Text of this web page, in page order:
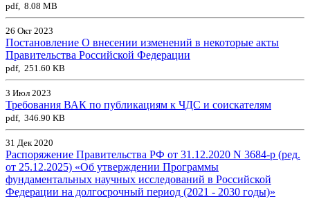
pdf, 8.08 MB
26 Окт 2023
Постановление О внесении изменений в некоторые акты
Правительства Российской Федерации
pdf, 251.60 KB
3 Июл 2023
Требования ВАК по публикациям к ЧДС и соискателям
pdf, 346.90 KB
31 Дек 2020
Распоряжение Правительства РФ от 31.12.2020 N 3684-р (ред.
от 25.12.2025) «Об утверждении Программы
фундаментальных научных исследований в Российской
Федерации на долгосрочный период (2021 - 2030 годы)»